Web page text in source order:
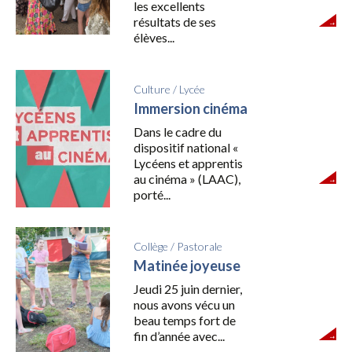
les excellents
résultats de ses
élèves...
Culture / Lycée
Immersion cinéma
Dans le cadre du
dispositif national «
Lycéens et apprentis
au cinéma » (LAAC),
porté...
Collège / Pastorale
Matinée joyeuse
Jeudi 25 juin dernier,
nous avons vécu un
beau temps fort de
fin d’année avec...